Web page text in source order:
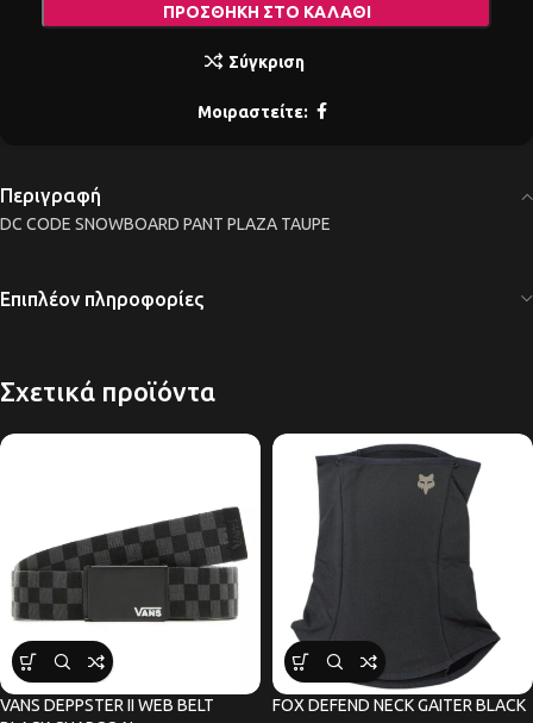
ΠΡΟΣΘΉΚΗ ΣΤΟ ΚΑΛΆΘΙ
Σύγκριση
Μοιραστείτε:
Περιγραφή
DC CODE SNOWBOARD PANT PLAZA TAUPE
Επιπλέον πληροφορίες
Σχετικά προϊόντα
VANS DEPPSTER II WEB BELT
FOX DEFEND NECK GAITER BLACK